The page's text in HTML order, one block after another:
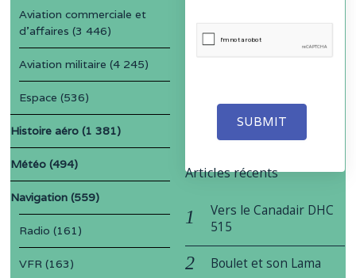
SUBMIT
Aviation commerciale et
d'affaires (3 446)
Aviation militaire (4 245)
Espace (536)
Histoire aéro (1 381)
Météo (494)
Navigation (559)
Radio (161)
VFR (163)
Articles récents
Vers le Canadair DHC
515
Boulet et son Lama